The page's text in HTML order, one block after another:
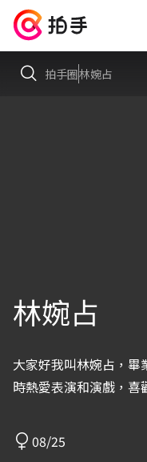
拍手圈林婉占
林婉占
大家好我叫林婉占，
時熱愛表演和演戲，喜
08/25